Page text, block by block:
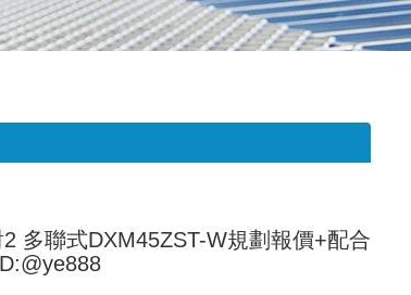
多聯式DXM45ZST-W規劃報價+配合